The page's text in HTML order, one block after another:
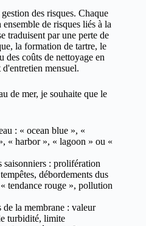
des risques. Chaque
de risques liés à la
traduisent par une perte de
la formation de tartre, le
des coûts de nettoyage en
mensuel.
de mer, je souhaite que le
: « ocean blue », «
« harbor », « lagoon » ou «
saisonniers : prolifération
débordements dus
tendance rouge », pollution
de la membrane : valeur
turbidité, limite